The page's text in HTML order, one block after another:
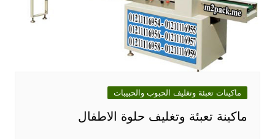
ماكينات تعبئة وتغليف الحبوب والحبيبات
ماكينة تعبئة وتغليف حلوة الاطفال